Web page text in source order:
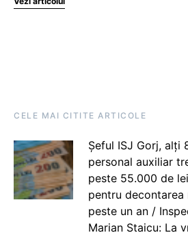
CELE MAI CITITE ARTICOLE
Șeful ISJ Gorj, alți
personal auxiliar
peste 55.000 de
pentru
peste un an /
Marian Staicu: La